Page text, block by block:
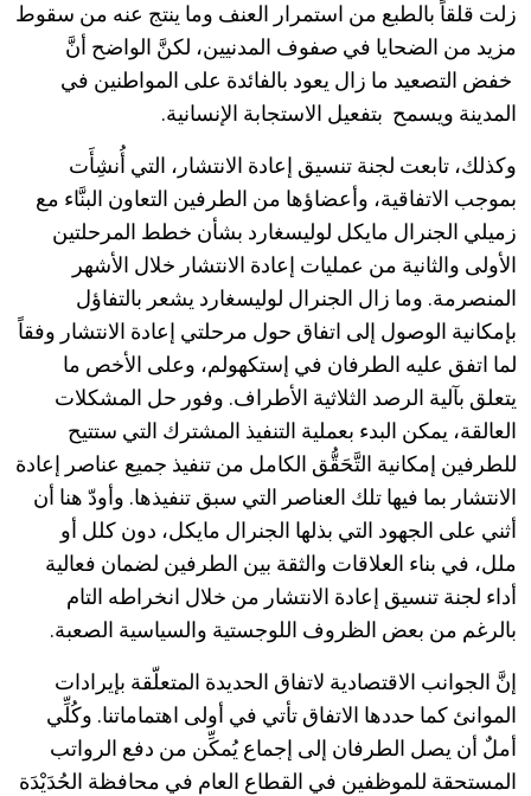
زلت قلقاً بالطبع من استمرار العنف وما ينتج عنه من سقوط
مزيد من الضحايا في صفوف المدنيين، لكنَّ الواضح أنَّ
خفض التصعيد ما زال يعود بالفائدة على المواطنين في
المدينة ويسمح بتفعيل الاستجابة الإنسانية.
وكذلك، تابعت لجنة تنسيق إعادة الانتشار، التي أُنشِأَت
بموجب الاتفاقية، وأعضاؤها من الطرفين التعاون البنَّاء مع
زميلي الجنرال مايكل لوليسغارد بشأن خطط المرحلتين
الأولى والثانية من عمليات إعادة الانتشار خلال الأشهر
المنصرمة. وما زال الجنرال لوليسغارد يشعر بالتفاؤل
بإمكانية الوصول إلى اتفاق حول مرحلتي إعادة الانتشار وفقاً
لما اتفق عليه الطرفان في إستكهولم، وعلى الأخص ما
يتعلق بآلية الرصد الثلاثية الأطراف. وفور حل المشكلات
العالقة، يمكن البدء بعملية التنفيذ المشترك التي ستتيح
للطرفين إمكانية التَّحَقُّق الكامل من تنفيذ جميع عناصر إعادة
الانتشار بما فيها تلك العناصر التي سبق تنفيذها. وأودّ هنا أن
أثني على الجهود التي بذلها الجنرال مايكل، دون كلل أو
ملل، في بناء العلاقات والثقة بين الطرفين لضمان فعالية
أداء لجنة تنسيق إعادة الانتشار من خلال انخراطه التام
بالرغم من بعض الظروف اللوجستية والسياسية الصعبة.
إنَّ الجوانب الاقتصادية لاتفاق الحديدة المتعلّقة بإيرادات
الموانئ كما حددها الاتفاق تأتي في أولى اهتماماتنا. وكُلِّي
أملٌ أن يصل الطرفان إلى إجماع يُمكِّن من دفع الرواتب
المستحقة للموظفين في القطاع العام في محافظة الحُدَيْدَة